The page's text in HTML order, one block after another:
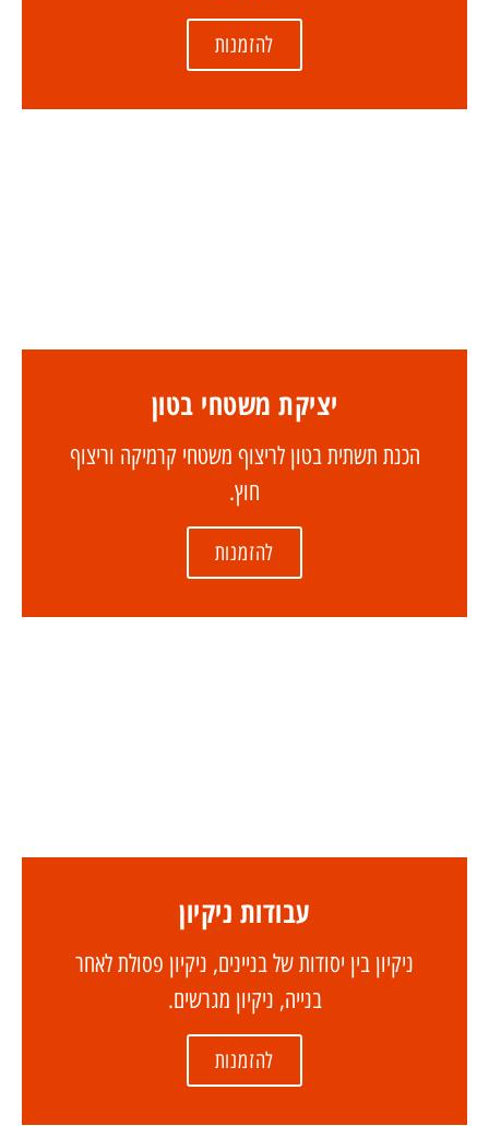
להזמנות
יציקת משטחי בטון
הכנת תשתית בטון לריצוף משטחי קרמיקה וריצוף
חוץ.
להזמנות
עבודות ניקיון
ניקיון בין יסודות של בניינים, ניקיון פסולת לאחר
בנייה, ניקיון מגרשים.
להזמנות